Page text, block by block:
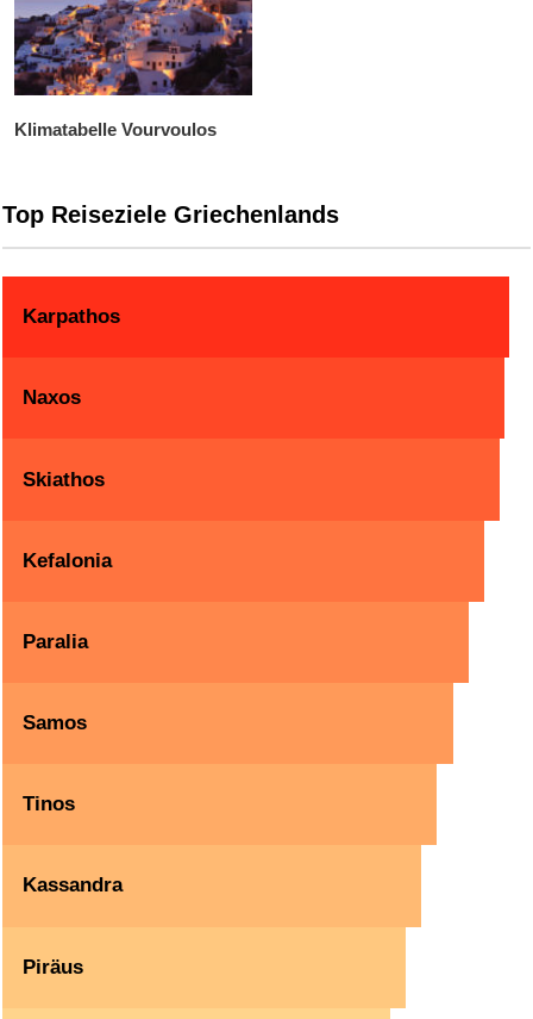
Klimatabelle Vourvoulos
Top Reiseziele Griechenlands
Karpathos
Naxos
Skiathos
Kefalonia
Paralia
Samos
Tinos
Kassandra
Piräus